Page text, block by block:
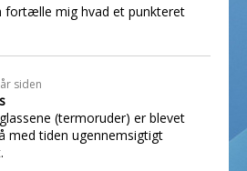
fortælle mig hvad et punkteret
siden
(termoruder) er blevet
med tiden ugennemsigtigt